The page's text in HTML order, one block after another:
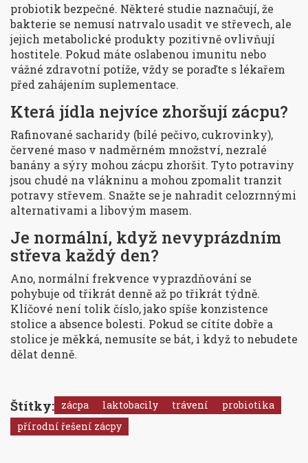
probiotik bezpečné. Některé studie naznačují, že
bakterie se nemusí natrvalo usadit ve střevech, ale
jejich metabolické produkty pozitivně ovlivňují
hostitele. Pokud máte oslabenou imunitu nebo
vážné zdravotní potíže, vždy se poraďte s lékařem
před zahájením suplementace.
Která jídla nejvíce zhoršují zácpu?
Rafinované sacharidy (bílé pečivo, cukrovinky),
červené maso v nadměrném množství, nezralé
banány a sýry mohou zácpu zhoršit. Tyto potraviny
jsou chudé na vlákninu a mohou zpomalit tranzit
potravy střevem. Snažte se je nahradit celozrnnými
alternativami a libovým masem.
Je normální, když nevyprázdním
střeva každý den?
Ano, normální frekvence vyprazdňování se
pohybuje od třikrát denně až po třikrát týdně.
Klíčové není tolik číslo, jako spíše konzistence
stolice a absence bolesti. Pokud se cítíte dobře a
stolice je měkká, nemusíte se bát, i když to nebudete
dělat denně.
Štítky: zácpa laktobacily trávení
probiotika
přírodní řešení zácpy